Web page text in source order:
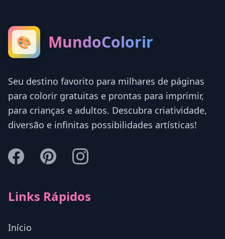
🎨 MundoColorir
Seu destino favorito para milhares de páginas
para colorir gratuitas e prontas para imprimir,
para crianças e adultos. Descubra criatividade,
diversão e infinitas possibilidades artísticas!
Links Rápidos
Início